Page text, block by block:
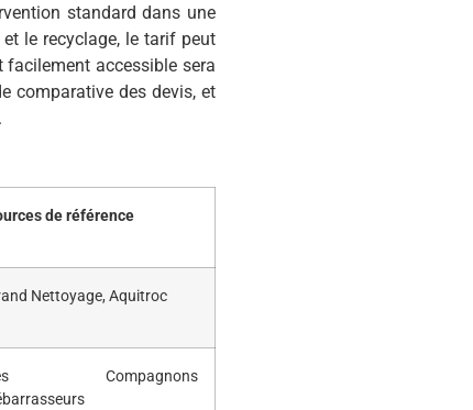
standard dans une
le recyclage, le tarif peut
facilement accessible sera
comparative des devis, et
de référence
Nettoyage, Aquitroc
Compagnons